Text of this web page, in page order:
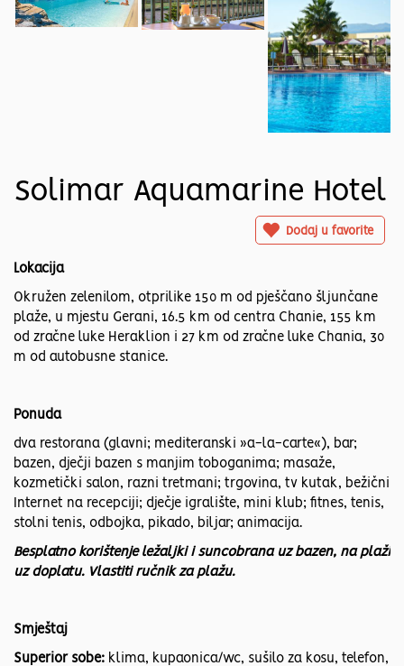
Solimar Aquamarine Hotel
Dodaj u favorite
Lokacija
Okružen zelenilom, otprilike 150 m od pješčano šljunčane
plaže, u mjestu Gerani, 16.5 km od centra Chanie, 155 km
od zračne luke Heraklion i 27 km od zračne luke Chania, 30
m od autobusne stanice.
Ponuda
dva restorana (glavni; mediteranski »a-la-carte«), bar;
bazen, dječji bazen s manjim toboganima; masaže,
kozmetički salon, razni tretmani; trgovina, tv kutak, bežični
Internet na recepciji; dječje igralište, mini klub; fitnes, tenis,
stolni tenis, odbojka, pikado, biljar; animacija.
Besplatno korištenje ležaljki i suncobrana uz bazen, na plaži
uz doplatu. Vlastiti ručnik za plažu.
Smještaj
Superior sobe: klima, kupaonica/wc, sušilo za kosu, telefon,